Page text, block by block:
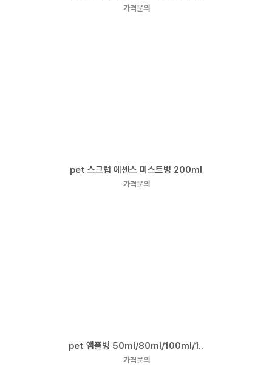
가격문의
pet 스크럽 에센스 미스트병 200ml
가격문의
pet 앰플병 50ml/80ml/100ml/1..
가격문의